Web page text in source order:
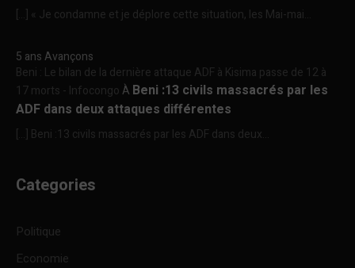
[…] « Je condamne et je déplore cette situation, les Mai-mai...
5 ans Avançons
Beni : Le bilan de la dernière attaque ADF à Kisima passe de 12 à
17 morts - InfocongoÀ Beni :13 civils massacrés par les
ADF dans deux attaques différentes
[…] Beni :13 civils massacrés par les ADF dans deux...
Categories
Politique
Economie